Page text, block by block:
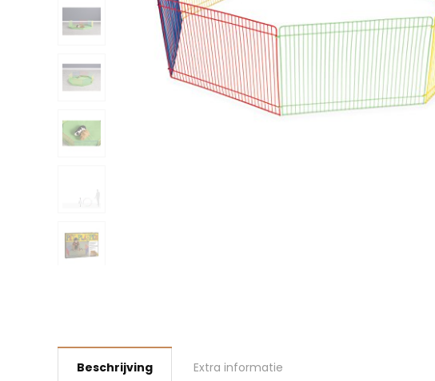
Beschrijving Extra informatie